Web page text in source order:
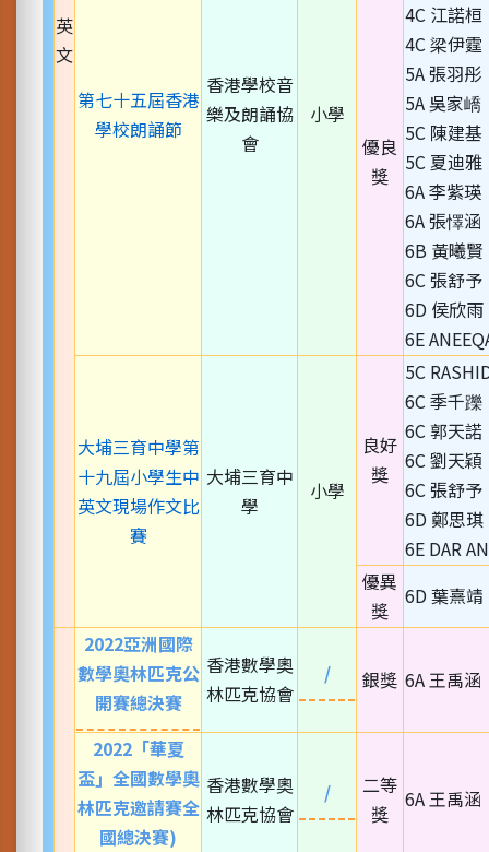
英
文
第七十五屆香港
學校朗誦節
香港學校音
樂及朗誦協
會
小學
優良
獎
4C 江諾桓
4C 梁伊霆
5A 張羽彤
5A 吳家嶠
5C 陳建基
5C 夏迪雅
6A 李紫瑛
6A 張懌涵
6B 黃曦賢
6C 張舒予
6D 侯欣雨
6E
大埔三育中學第
十九屆小學生中
英文現場作文比
賽
大埔三育中
學
小學
良好
獎
5C
6C 季千躒
6C 郭天諾
6C 劉天穎
6C 張舒予
6D 鄭思琪
6E DAR
優異
獎
6D 葉熹靖
2022亞洲國際
數學奧林匹克公
開賽總決賽
香港數學奧
林匹克協會
/ 銀獎 6A 王禹涵
2022「華夏
盃」全國數學奧
林匹克邀請賽全
國總決賽)
香港數學奧
林匹克協會
/
二等
獎
6A 王禹涵